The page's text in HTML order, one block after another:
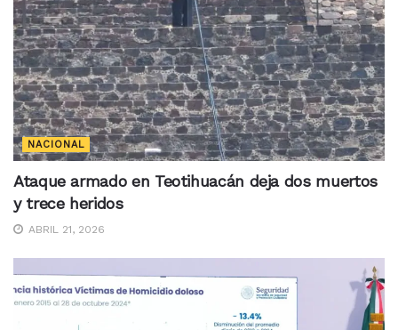
NACIONAL
Ataque armado en Teotihuacán deja dos muertos
y trece heridos
ABRIL 21, 2026